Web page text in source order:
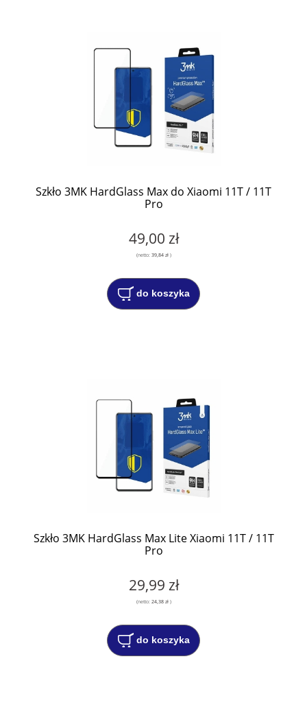
Szkło 3MK HardGlass Max do Xiaomi 11T / 11T
Pro
49,00 zł
(netto: 39,84 zł)
do koszyka
Szkło 3MK HardGlass Max Lite Xiaomi 11T / 11T
Pro
29,99 zł
(netto: 24,38 zł)
do koszyka